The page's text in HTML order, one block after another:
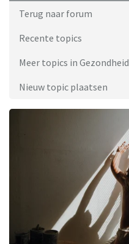
Terug naar forum
Recente topics
Meer topics in Gezondheid
Nieuw topic plaatsen